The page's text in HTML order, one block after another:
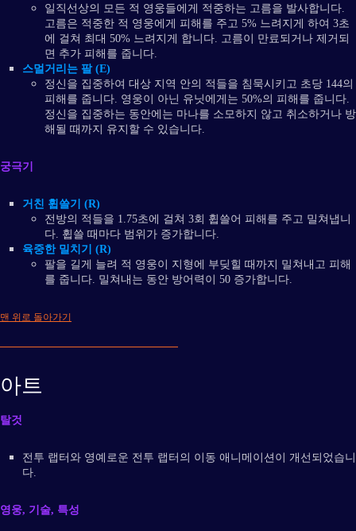
일직선상의 모든 적 영웅들에게 적중하는 고름을 발사합니다.
고름은 적중한 적 영웅에게 피해를 주고 5% 느려지게 하여 3초
에 걸쳐 최대 50% 느려지게 합니다. 고름이 만료되거나 제거되
면 추가 피해를 줍니다.
스멀거리는 팔 (E)
정신을 집중하여 대상 지역 안의 적들을 침묵시키고 초당 144의
피해를 줍니다. 영웅이 아닌 유닛에게는 50%의 피해를 줍니다.
정신을 집중하는 동안에는 마나를 소모하지 않고 취소하거나 방
해될 때까지 유지할 수 있습니다.
궁극기
거친 휩쓸기 (R)
전방의 적들을 1.75초에 걸쳐 3회 휩쓸어 피해를 주고 밀쳐냅니
다. 휩쓸 때마다 범위가 증가합니다.
육중한 밀치기 (R)
팔을 길게 늘려 적 영웅이 지형에 부딪힐 때까지 밀쳐내고 피해
를 줍니다. 밀쳐내는 동안 방어력이 50 증가합니다.
맨 위로 돌아가기
아트
탈것
전투 랩터와 영예로운 전투 랩터의 이동 애니메이션이 개선되었습니
다.
영웅, 기술, 특성